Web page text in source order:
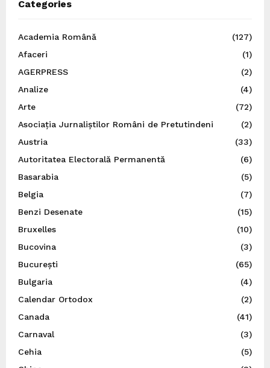
Categories
Academia Română
(127)
Afaceri
(1)
AGERPRESS
(2)
Analize
(4)
Arte
(72)
Asociația Jurnaliștilor Români de Pretutindeni
(2)
Austria
(33)
Autoritatea Electorală Permanentă
(6)
Basarabia
(5)
Belgia
(7)
Benzi Desenate
(15)
Bruxelles
(10)
Bucovina
(3)
București
(65)
Bulgaria
(4)
Calendar Ortodox
(2)
Canada
(41)
Carnaval
(3)
Cehia
(5)